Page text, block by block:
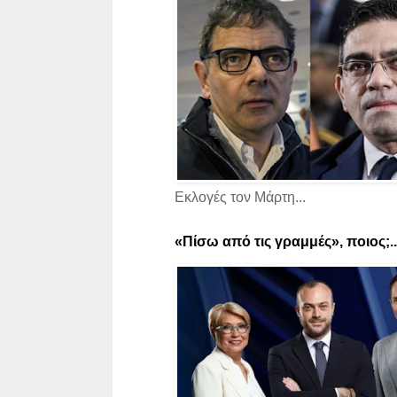
Εκλογές τον Μάρτη...
«Πίσω από τις γραμμές»,